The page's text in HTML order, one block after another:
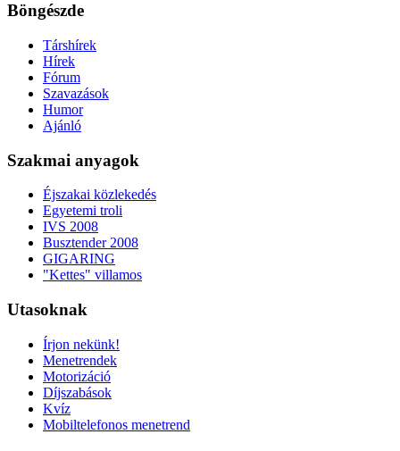
Böngészde
Társhírek
Hírek
Fórum
Szavazások
Humor
Ajánló
Szakmai anyagok
Éjszakai közlekedés
Egyetemi troli
IVS 2008
Busztender 2008
GIGARING
"Kettes" villamos
Utasoknak
Írjon nekünk!
Menetrendek
Motorizáció
Díjszabások
Kvíz
Mobiltelefonos menetrend